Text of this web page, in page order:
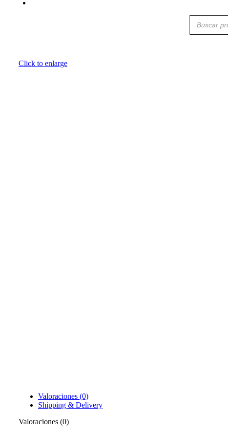
Click to enlarge
Valoraciones (0)
Shipping & Delivery
Valoraciones (0)